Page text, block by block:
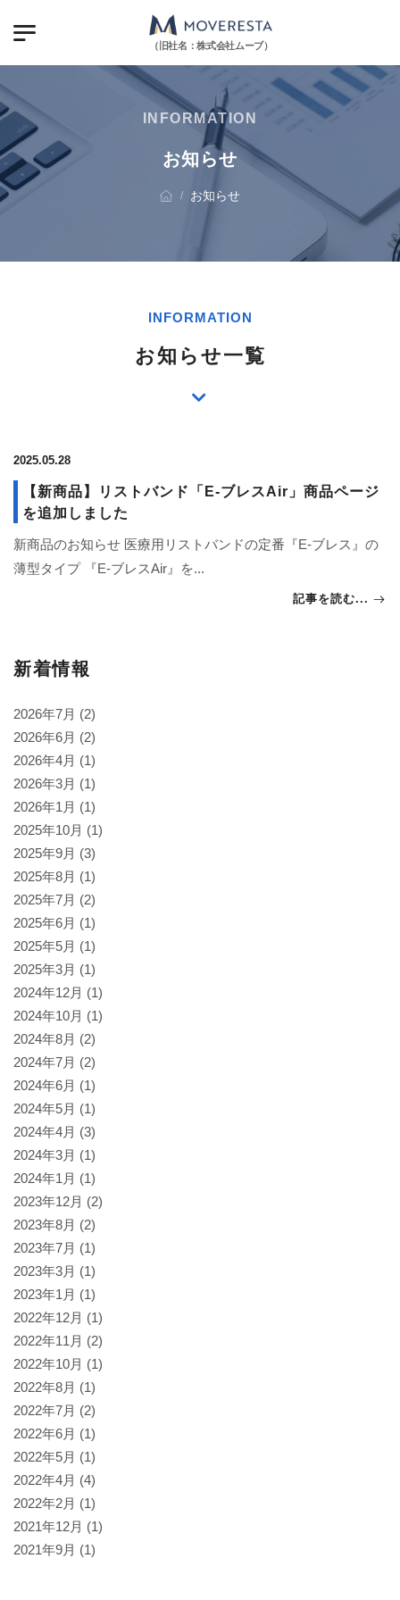
（旧社名：株式会社ムーブ）
INFORMATION
お知らせ
/ お知らせ
INFORMATION
お知らせ一覧
新着情報
2026年7月 (2)
2026年6月 (2)
2026年4月 (1)
2026年3月 (1)
2026年1月 (1)
2025年10月 (1)
2025年9月 (3)
2025年8月 (1)
2025年7月 (2)
2025年6月 (1)
2025年5月 (1)
2025年3月 (1)
2024年12月 (1)
2024年10月 (1)
2024年8月 (2)
2024年7月 (2)
2024年6月 (1)
2024年5月 (1)
2024年4月 (3)
2024年3月 (1)
2024年1月 (1)
2023年12月 (2)
2023年8月 (2)
2023年7月 (1)
2023年3月 (1)
2023年1月 (1)
2022年12月 (1)
2022年11月 (2)
2022年10月 (1)
2022年8月 (1)
2022年7月 (2)
2022年6月 (1)
2022年5月 (1)
2022年4月 (4)
2022年2月 (1)
2021年12月 (1)
2021年9月 (1)
2025.05.28
【新商品】リストバンド「E-ブレスAir」商品ページ
を追加しました
新商品のお知らせ 医療用リストバンドの定番『E-ブレス』の
薄型タイプ 『E-ブレスAir』を...
記事を読む...